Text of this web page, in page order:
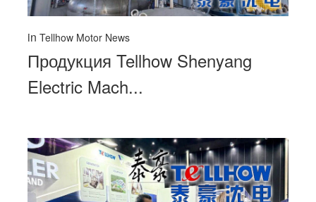
in Tellhow Motor News
Продукция Tellhow Shenyang
Electric Mach...